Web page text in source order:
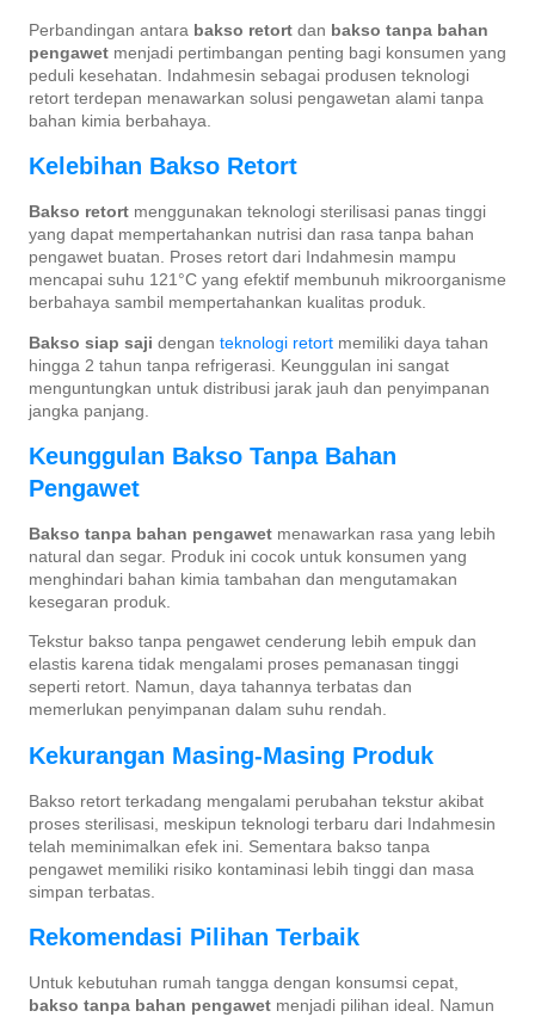
Perbandingan antara bakso retort dan bakso tanpa bahan
pengawet menjadi pertimbangan penting bagi konsumen yang
peduli kesehatan. Indahmesin sebagai produsen teknologi
retort terdepan menawarkan solusi pengawetan alami tanpa
bahan kimia berbahaya.
Kelebihan Bakso Retort
Bakso retort menggunakan teknologi sterilisasi panas tinggi
yang dapat mempertahankan nutrisi dan rasa tanpa bahan
pengawet buatan. Proses retort dari Indahmesin mampu
mencapai suhu 121°C yang efektif membunuh mikroorganisme
berbahaya sambil mempertahankan kualitas produk.
Bakso siap saji dengan teknologi retort memiliki daya tahan
hingga 2 tahun tanpa refrigerasi. Keunggulan ini sangat
menguntungkan untuk distribusi jarak jauh dan penyimpanan
jangka panjang.
Keunggulan Bakso Tanpa Bahan
Pengawet
Bakso tanpa bahan pengawet menawarkan rasa yang lebih
natural dan segar. Produk ini cocok untuk konsumen yang
menghindari bahan kimia tambahan dan mengutamakan
kesegaran produk.
Tekstur bakso tanpa pengawet cenderung lebih empuk dan
elastis karena tidak mengalami proses pemanasan tinggi
seperti retort. Namun, daya tahannya terbatas dan
memerlukan penyimpanan dalam suhu rendah.
Kekurangan Masing-Masing Produk
Bakso retort terkadang mengalami perubahan tekstur akibat
proses sterilisasi, meskipun teknologi terbaru dari Indahmesin
telah meminimalkan efek ini. Sementara bakso tanpa
pengawet memiliki risiko kontaminasi lebih tinggi dan masa
simpan terbatas.
Rekomendasi Pilihan Terbaik
Untuk kebutuhan rumah tangga dengan konsumsi cepat,
bakso tanpa bahan pengawet menjadi pilihan ideal. Namun